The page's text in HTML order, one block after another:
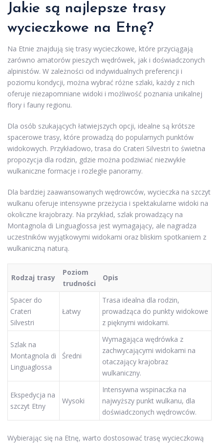
Jakie są najlepsze trasy
wycieczkowe na Etnę?
Na Etnie znajdują się trasy wycieczkowe, które przyciągają
zarówno amatorów pieszych wędrówek, jak i doświadczonych
alpinistów. W zależności od indywidualnych preferencji i
poziomu kondycji, można wybrać różne szlaki, każdy z nich
oferuje niezapomniane widoki i możliwość poznania unikalnej
flory i fauny regionu.
Dla osób szukających łatwiejszych opcji, idealne są krótsze
spacerowe trasy, które prowadzą do popularnych punktów
widokowych. Przykładowo, trasa do Crateri Silvestri to świetna
propozycja dla rodzin, gdzie można podziwiać niezwykłe
wulkaniczne formacje i rozległe panoramy.
Dla bardziej zaawansowanych wędrowców, wycieczka na szczyt
wulkanu oferuje intensywne przeżycia i spektakularne widoki na
okoliczne krajobrazy. Na przykład, szlak prowadzący na
Montagnola di Linguaglossa jest wymagający, ale nagradza
uczestników wyjątkowymi widokami oraz bliskim spotkaniem z
wulkaniczną naturą.
Rodzaj trasy
Poziom
trudności
Opis
Spacer do
Crateri
Silvestri
Łatwy
Trasa idealna dla rodzin,
prowadząca do punkty widokowe
z pięknymi widokami.
Szlak na
Montagnola di
Linguaglossa
Średni
Wymagająca wędrówka z
zachwycającymi widokami na
otaczający krajobraz
wulkaniczny.
Ekspedycja na
szczyt Etny
Wysoki
Intensywna wspinaczka na
najwyższy punkt wulkanu, dla
doświadczonych wędrowców.
Wybierając się na Etnę, warto dostosować trasę wycieczkową